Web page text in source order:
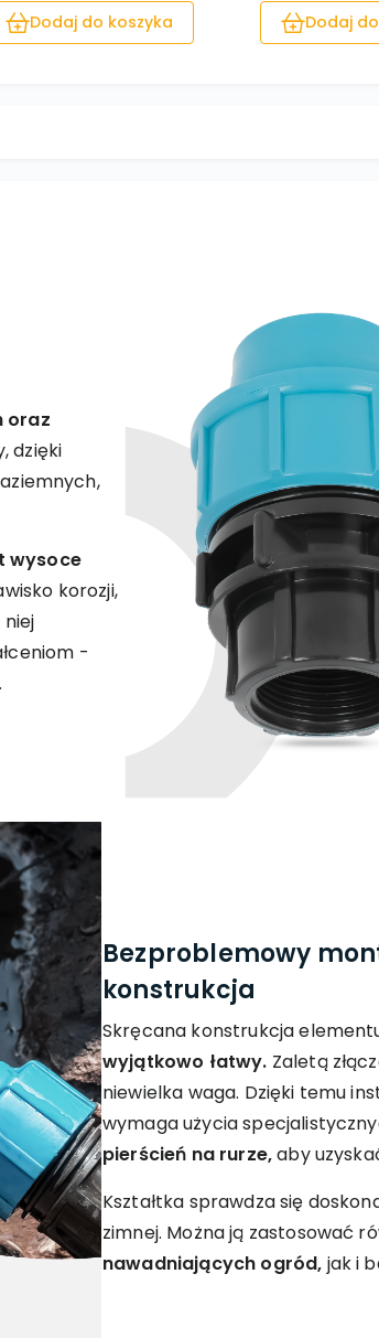
Dodaj do koszyka
Dodaj
oraz
dzięki
wysoce
korozji,
-
Bezproblemowy
konstrukcja
Skręcana konstrukcja
wyjątkowo łatwy. Zaletą
niewielka waga. Dzięki temu
wymaga użycia
pierścień na rurze,aby
Kształtka sprawdza się
zimnej. Można ją zastosować
nawadniających ogród, jak i